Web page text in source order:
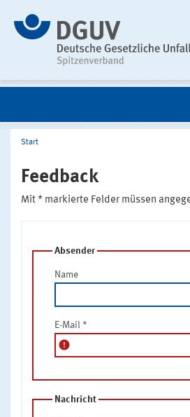
Start
Feedback
Mit * markierte Felder müssen
Absender
Name
E-Mail *
error
Nachricht